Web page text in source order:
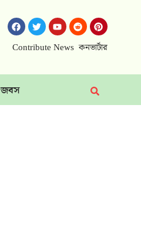
Contribute News কনভার্টার
জবস